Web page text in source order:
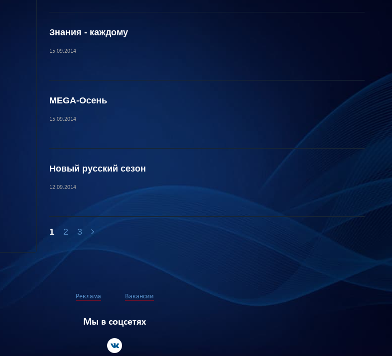
Знания - каждому
15.09.2014
MEGA-Осень
15.09.2014
Новый русский сезон
12.09.2014
1 2 3
Реклама Вакансии
Мы в соцсетях